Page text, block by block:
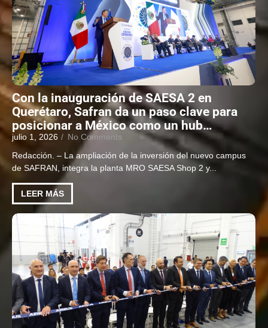
Con la inauguración de SAESA 2 en
Querétaro, Safran da un paso clave para
posicionar a México como un hub…
julio 1, 2026 / No Comments
Redacción. – La ampliación de la inversión del nuevo campus
de SAFRAN, integra la planta MRO SAESA Shop 2 y...
LEER MÁS